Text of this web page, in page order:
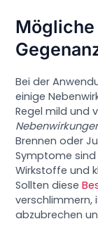
Bei der
einige
Regel mild und
Brennen oder
Symptome
Wirkstoffe und
Sollten diese
verschlimmern,
abzubrechen